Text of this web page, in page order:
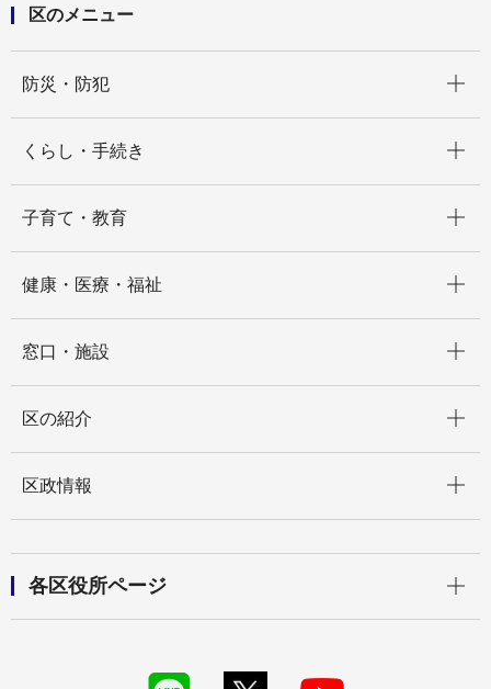
区のメニュー
防災・防犯
くらし・手続き
子育て・教育
健康・医療・福祉
窓口・施設
区の紹介
区政情報
各区役所ページ